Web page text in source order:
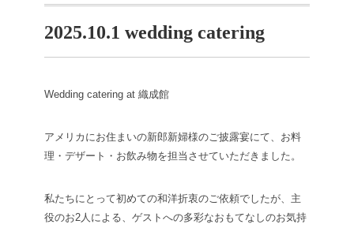
2025.10.1 wedding catering
Wedding catering at 織成館
アメリカにお住まいの新郎新婦様のご披露宴にて、お料
理・デザート・お飲み物を担当させていただきました。
私たちにとって初めての和洋折衷のご依頼でしたが、主
役のお2人による、ゲストへの多彩なおもてなしのお気持